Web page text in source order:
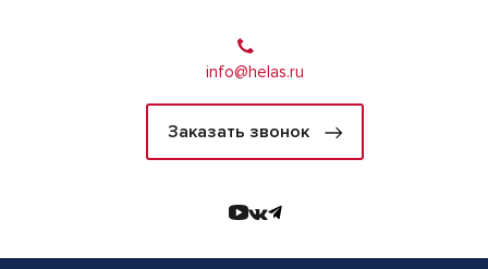
info@helas.ru
Заказать звонок